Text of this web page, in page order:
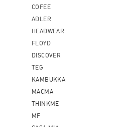
COFEE
ADLER
HEADWEAR
FLOYD
DISCOVER
TEG
KAMBUKKA
MACMA
THINKME
MF